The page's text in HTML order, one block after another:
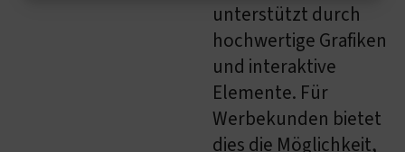
unterstützt durch
hochwertige Grafiken
und interaktive
Elemente. Für
Werbekunden bietet
dies die Möglichkeit,